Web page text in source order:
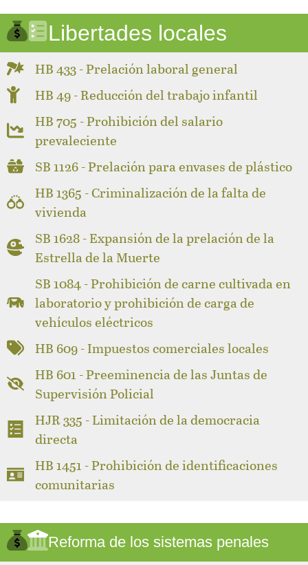
Libertades locales
HB 433 - Prelación laboral general
HB 49 - Reducción del trabajo infantil
HB 705 - Prohibición del salario
prevaleciente
SB 1126 - Prelación para envases de plástico
HB 1365 - Criminalización de la falta de
vivienda
SB 1628 - Expansión de la prelación de la
Estrella de la Muerte
SB 1084 - Prohibición de carne cultivada en
laboratorio y prohibición de carga de
vehículos eléctricos
HB 609 - Impuestos comerciales locales
HB 601 - Preeminencia de las Juntas de
Supervisión Policial
HJR 335 - Limitación de la democracia
directa
HB 1451 - Prohibición de identificaciones
comunitarias
Reforma de los sistemas penales